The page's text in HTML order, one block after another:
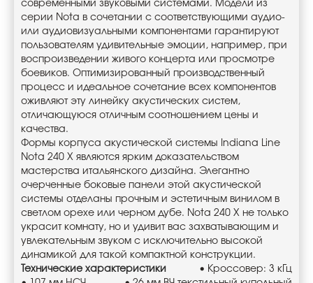
современными звуковыми системами. Модели из
серии Nota в сочетании с соответствующими аудио-
или аудиовизуальными компонентами гарантируют
пользователям удивительные эмоции, например, при
воспроизведении живого концерта или просмотре
боевиков. Оптимизированный производственный
процесс и идеальное сочетание всех компонентов
оживляют эту линейку акустических систем,
отличающуюся отличным соотношением цены и
качества.
Формы корпуса акустической системы Indiana Line
Nota 240 X являются ярким доказательством
мастерства итальянского дизайна. Элегантно
очерченные боковые панели этой акустической
системы отделаны прочным и эстетичным винилом в
светлом орехе или черном дубе. Nota 240 X не только
украсит комнату, но и удивит вас захватывающим и
увлекательным звуком с исключительно высокой
динамикой для такой компактной конструкции.
Технические характеристики
• Кроссовер: 3 кГц